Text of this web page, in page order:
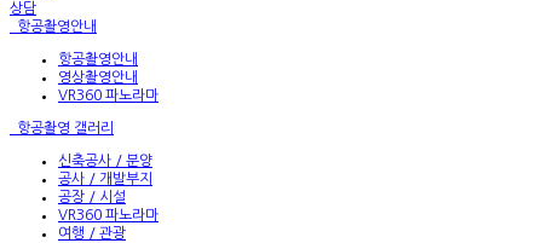
상담
항공촬영안내
항공촬영안내
영상촬영안내
VR360 파노라마
항공촬영 갤러리
신축공사 / 분양
공사 / 개발부지
공장 / 시설
VR360 파노라마
여행 / 관광